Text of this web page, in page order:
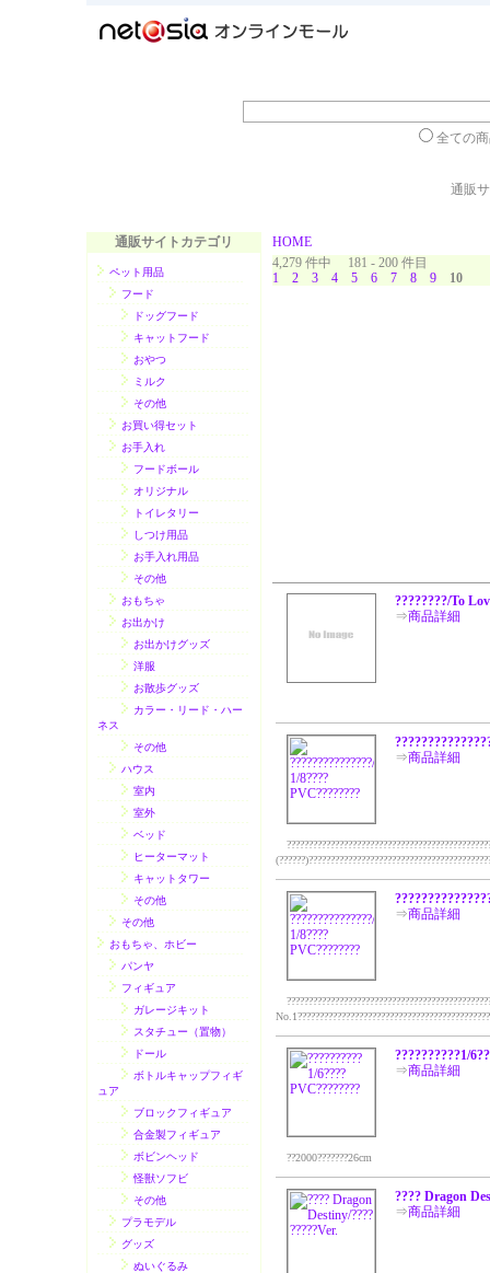
全ての
通販
通販サイトカテゴリ
ペット用品
フード
ドッグフード
キャットフード
おやつ
ミルク
その他
お買い得セット
お手入れ
フードボール
オリジナル
トイレタリー
しつけ用品
お手入れ用品
その他
おもちゃ
お出かけ
お出かけグッズ
洋服
お散歩グッズ
カラー・リード・ハー
ネス
その他
ハウス
室内
室外
ベッド
ヒーターマット
キャットタワー
その他
その他
おもちゃ、ホビー
パンヤ
フィギュア
ガレージキット
スタチュー（置物）
ドール
ボトルキャップフィギ
ュア
ブロックフィギュア
合金製フィギュア
ボビンヘッド
怪獣ソフビ
その他
プラモデル
グッズ
ぬいぐるみ
HOME
4,279 件中 181 - 200 件目
1
2 3 4 5 6 7 8 9 10
????????/To
⇒商品詳細
⇒商品詳細
⇒商品詳細
??????????1/
⇒商品詳細
??2000???????26cm
???? Dragon
⇒商品詳細